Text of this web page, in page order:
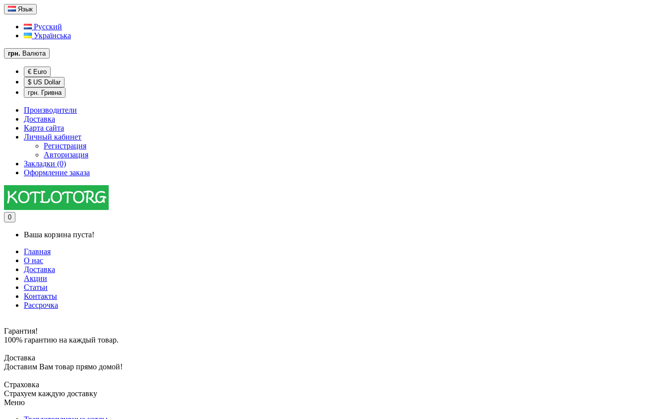
Язык
Русский
Українська
грн. Валюта
€ Euro
$ US Dollar
грн. Гривна
Производители
Доставка
Карта сайта
Личный кабинет
Регистрация
Авторизация
Закладки (0)
Оформление заказа
0
Ваша корзина пуста!
Главная
О нас
Доставка
Акции
Статьи
Контакты
Рассрочка
Гарантия!
100% гарантию на каждый товар.
Доставка
Доставим Вам товар прямо домой!
Страховка
Страхуем каждую доставку
Меню